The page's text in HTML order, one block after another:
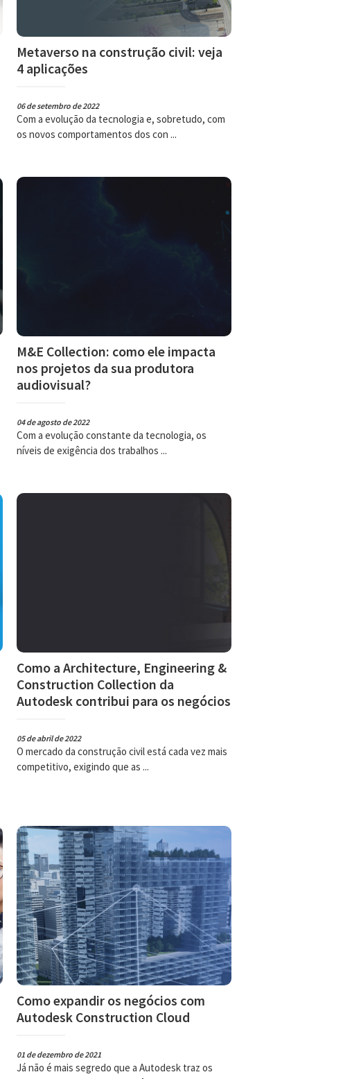
Metaverso na construção civil: veja
4 aplicações
06 de setembro de 2022
Com a evolução da tecnologia e, sobretudo, com
os novos comportamentos dos con ...
M&E Collection: como ele impacta
nos projetos da sua produtora
audiovisual?
04 de agosto de 2022
Com a evolução constante da tecnologia, os
níveis de exigência dos trabalhos ...
Como a Architecture, Engineering &
Construction Collection da
Autodesk contribui para os negócios
05 de abril de 2022
O mercado da construção civil está cada vez mais
competitivo, exigindo que as ...
Como expandir os negócios com
Autodesk Construction Cloud
01 de dezembro de 2021
Já não é mais segredo que a Autodesk traz os